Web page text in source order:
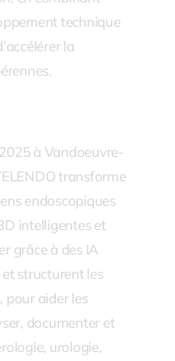
technique
la
à Vandoeuvre-
transforme
endoscopiques
intelligentes et
grâce à des IA
structurent les
pour aider les
documenter et
urologie,